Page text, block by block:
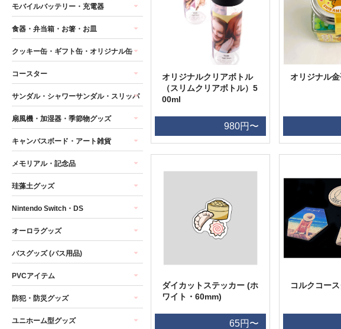
オリジナルクリアボトル
（スリムクリアボトル）5
00ml
980円〜
オリジナル
ダイカットステッカー (ホ
ワイト・60mm)
65円〜
コルクコー
モバイルバッテリー・充電器
食器・弁当箱・お箸・お皿
クッキー缶・ギフト缶・オリジナル缶
コースター
サンダル・シャワーサンダル・スリッパ
扇風機・加湿器・季節物グッズ
キャンバスボード・アート雑貨
メモリアル・記念品
珪藻土グッズ
Nintendo Switch・DS
オーロラグッズ
バスグッズ (バス用品)
PVCアイテム
防犯・防災グッズ
ユニホーム型グッズ